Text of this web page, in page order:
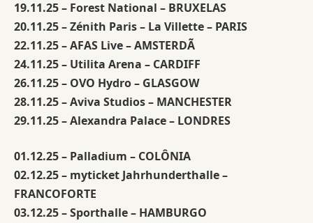
19.11.25 – Forest National – BRUXELAS
20.11.25 – Zénith Paris – La Villette – PARIS
22.11.25 – AFAS Live – AMSTERDÃ
24.11.25 – Utilita Arena – CARDIFF
26.11.25 – OVO Hydro – GLASGOW
28.11.25 – Aviva Studios – MANCHESTER
29.11.25 – Alexandra Palace – LONDRES
01.12.25 – Palladium – COLÔNIA
02.12.25 – myticket Jahrhunderthalle –
FRANCOFORTE
03.12.25 – Sporthalle – HAMBURGO